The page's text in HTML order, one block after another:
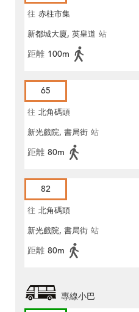
往 赤柱市集
新都城大廈, 英皇道 站
距離 100m
65
往 北角碼頭
新光戲院, 書局街 站
距離 80m
82
往 北角碼頭
新光戲院, 書局街 站
距離 80m
專線小巴